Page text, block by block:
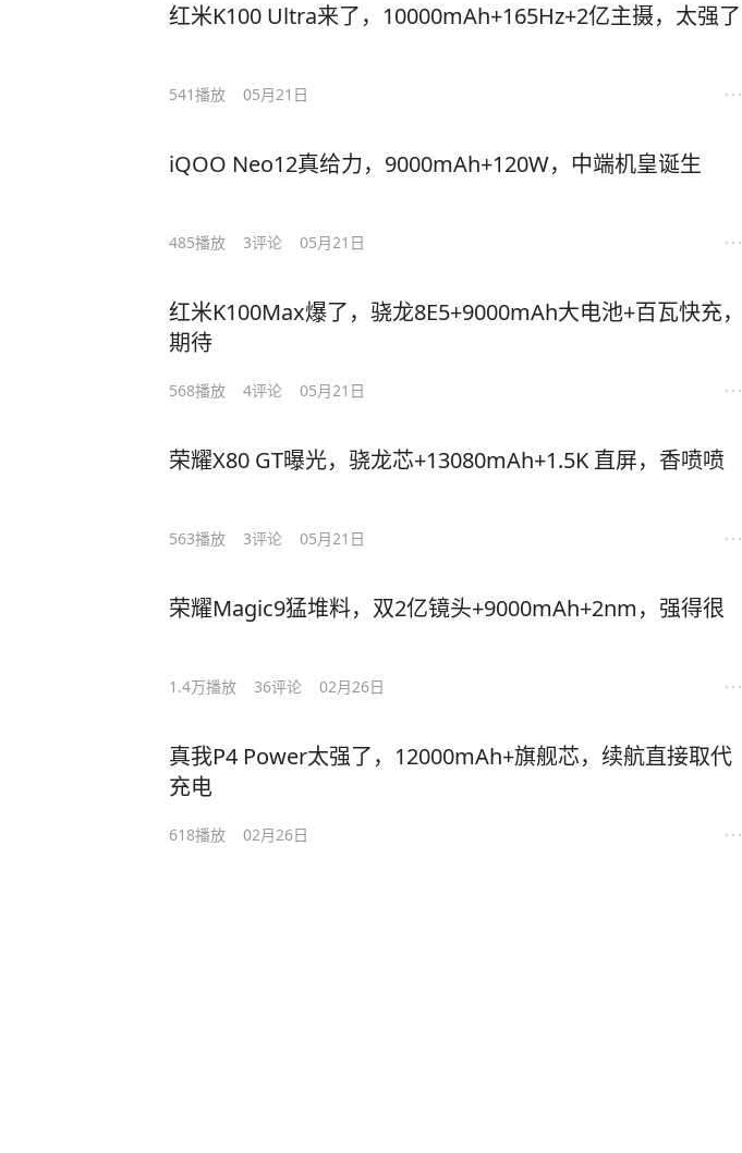
红米K100 Ultra来了，10000mAh+165Hz+2亿主摄，太强了
541播放 05月21日
iQOO Neo12真给力，9000mAh+120W，中端机皇诞生
485播放 3评论 05月21日
红米K100Max爆了，骁龙8E5+9000mAh大电池+百瓦快充，
期待
568播放 4评论 05月21日
荣耀X80 GT曝光，骁龙芯+13080mAh+1.5K 直屏，香喷喷
563播放 3评论 05月21日
荣耀Magic9猛堆料，双2亿镜头+9000mAh+2nm，强得很
1.4万播放 36评论 02月26日
真我P4 Power太强了，12000mAh+旗舰芯，续航直接取代
充电
618播放 02月26日